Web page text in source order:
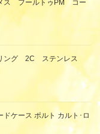
ス フールトゥPM コー
ング 2C ステンレス
ケース ポルト カルト･ロ